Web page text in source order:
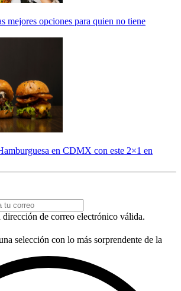
mejores opciones para quien no tiene
en CDMX con este 2×1 en
de correo electrónico válida.
selección con lo más sorprendente de la